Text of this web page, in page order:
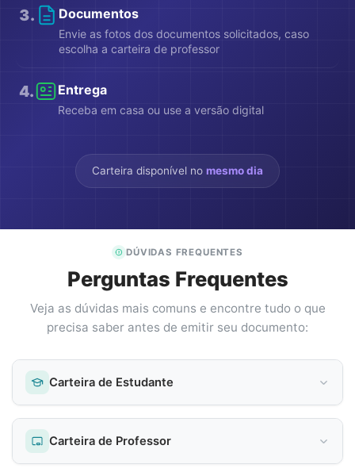
3. Documentos
Envie as fotos dos documentos solicitados, caso
escolha a carteira de professor
4. Entrega
Receba em casa ou use a versão digital
Carteira disponível no mesmo dia
DÚVIDAS FREQUENTES
Perguntas Frequentes
Veja as dúvidas mais comuns e encontre tudo o que
precisa saber antes de emitir seu documento:
Carteira de Estudante
Carteira de Professor